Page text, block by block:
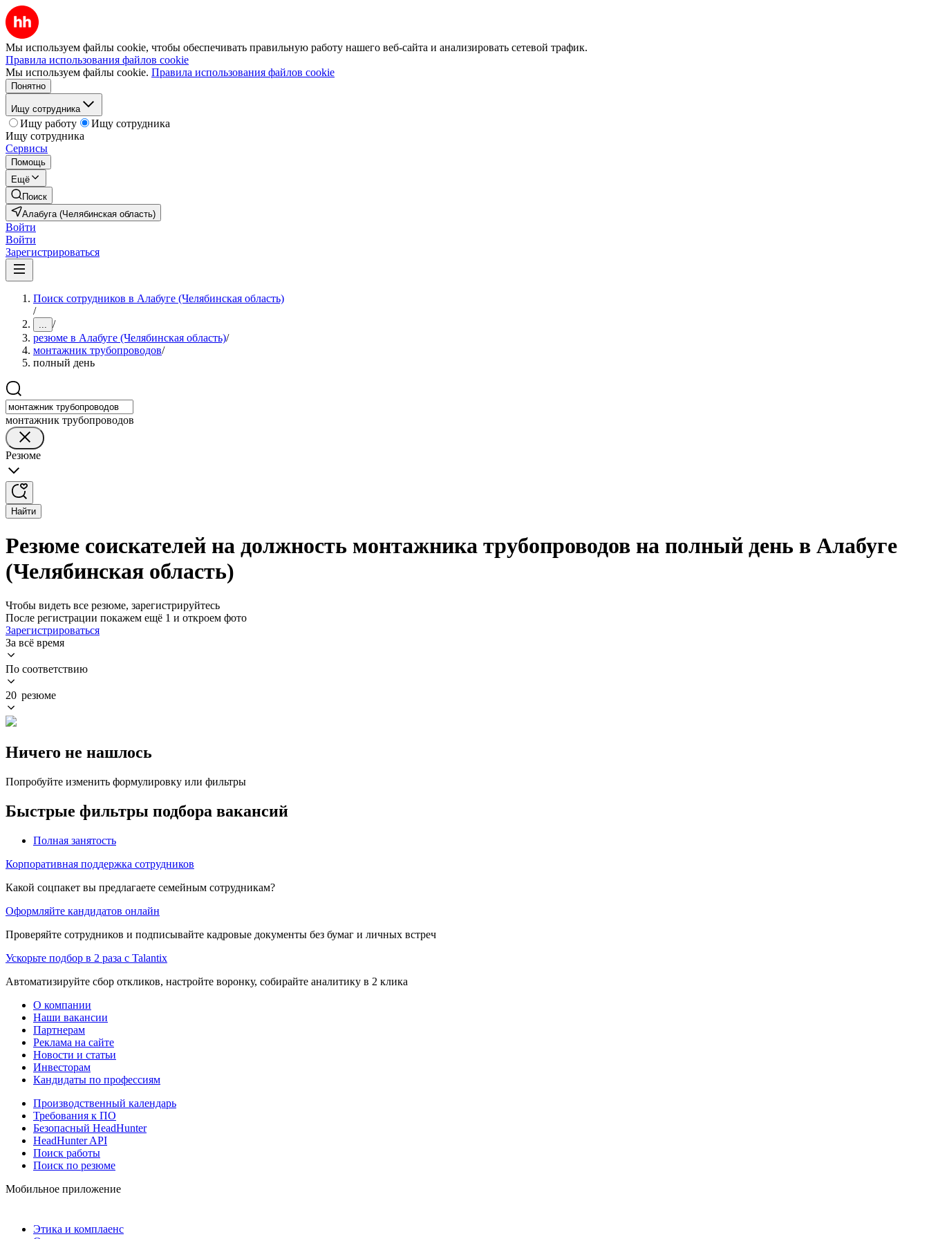
Мы используем файлы cookie, чтобы обеспечивать правильную работу нашего веб-сайта и анализировать сетевой трафик.
Правила использования файлов cookie
Мы используем файлы cookie. Правила использования файлов cookie
Понятно
Ищу сотрудника
Ищу работу
Ищу сотрудника
Ищу сотрудника
Сервисы
Помощь
Ещё
Поиск
Алабуга (Челябинская область)
Войти
Войти
Зарегистрироваться
Поиск сотрудников в Алабуге (Челябинская область)
/
... /
резюме в Алабуге (Челябинская область)/
монтажник трубопроводов/
полный день
монтажник трубопроводов
Резюме
Найти
Резюме соискателей на должность монтажника трубопроводов на полный день в Алабуге
(Челябинская область)
Чтобы видеть все резюме, зарегистрируйтесь
После регистрации покажем ещё 1 и откроем фото
Зарегистрироваться
За всё время
По соответствию
20 резюме
Ничего не нашлось
Попробуйте изменить формулировку или фильтры
Быстрые фильтры подбора вакансий
Полная занятость
Корпоративная поддержка сотрудников
Какой соцпакет вы предлагаете семейным сотрудникам?
Оформляйте кандидатов онлайн
Проверяйте сотрудников и подписывайте кадровые документы без бумаг и личных встреч
Ускорьте подбор в 2 раза с Talantix
Автоматизируйте сбор откликов, настройте воронку, собирайте аналитику в 2 клика
О компании
Наши вакансии
Партнерам
Реклама на сайте
Новости и статьи
Инвесторам
Кандидаты по профессиям
Производственный календарь
Требования к ПО
Безопасный HeadHunter
HeadHunter API
Поиск работы
Поиск по резюме
Мобильное приложение
Этика и комплаенс